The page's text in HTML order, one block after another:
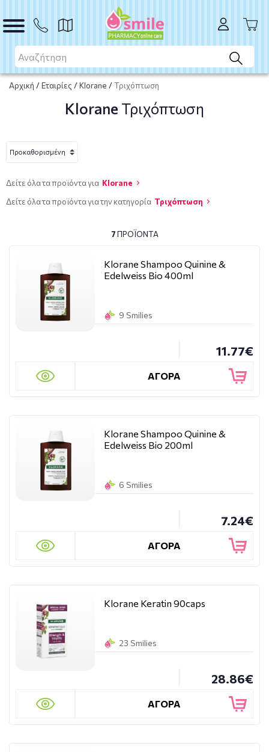
Αρχική /Εταιρίες /Klorane /Τριχόπτωση
Klorane Τριχόπτωση
Δείτε όλα τα προϊόντα για Klorane
Δείτε όλα τα προϊόντα για την κατηγορία Τριχόπτωση
7ΠΡΟΪΌΝΤΑ
Klorane Shampoo Quinine &
Edelweiss Bio 400ml
9 Smilies
11.77€
ΑΓΟΡΑ
Klorane Shampoo Quinine &
Edelweiss Bio 200ml
6 Smilies
7.24€
ΑΓΟΡΑ
Klorane Keratin 90caps
23 Smilies
28.86€
ΑΓΟΡΑ